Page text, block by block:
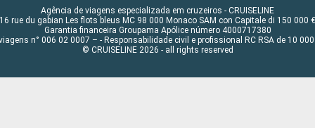
Agência de viagens especializada em cruzeiros - CRUISELINE
16 rue du gabian Les flots bleus MC 98 000 Monaco SAM con Capitale di 150 000 €
Garantia financeira Groupama Apólice número 4000717380
n° 006 02 0007 – - Responsabilidade civil e profissional RC RSA de 10 000
© CRUISELINE 2026 - all rights reserved